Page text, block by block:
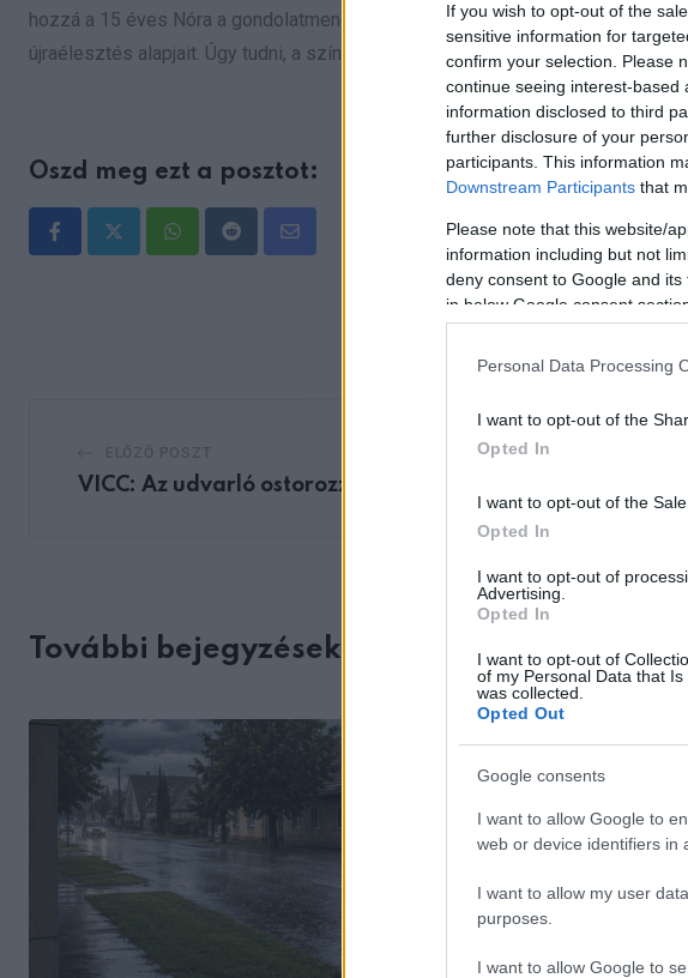
If you wish to opt-out of the
sensitive information for
confirm your selection. Please
continue seeing interest-
information disclosed to third
further disclosure of your
participants. This information
Downstream Participants that
Please note that this website/
information including but not
deny consent to Google and
in below Google consent
Personal Data Processing
I want to opt-out of the
Opted In
I want to opt-out of the
Opted In
I want to opt-out of
Advertising.
Opted In
I want to opt-out of
of my Personal Data that
was collected.
Opted Out
Google consents
I want to allow Google to
web or device identifiers in
I want to allow my user
purposes.
I want to allow Google to
hozzá a 15 éves Nóra a gondolatmenetéhez, aki rendészeti iskolába jár, és
újraélesztés alapjait. Úgy tudni, a színésznő és kisfia életéért jelenleg is
Oszd meg ezt a posztot:
WhatsappRedditShare
VICC: Az udvarló ostorozza a lányt
További bejegyzések